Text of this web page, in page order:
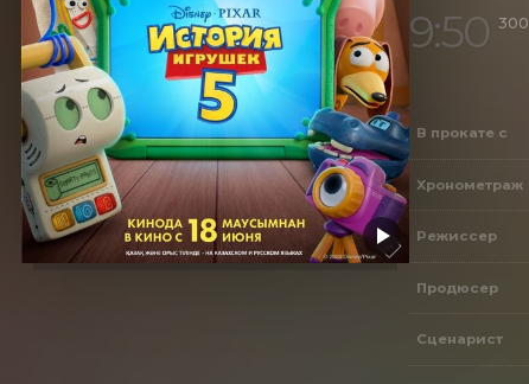
9:50
В прокате с
Хронометраж
Режиссер
Продюсер
Сценарист